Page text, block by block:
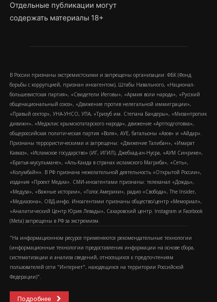
Отдельные публикации могут
содержать материалы 18+
В России признаны экстремистскими и запрещены организации: ФБК (Фонд
борьбы с коррупцией, признан иноагентом), Штабы Навального, «Национал-
большевистская партия», «Свидетели Иеговы», «Армия воли народа», «Русский
общенациональный союз», «Движение против нелегальной иммиграции»,
«Правый сектор», УНА-УНСО, УПА, «Тризуб им. Степана Бандеры», «Мизантропик
дивижн», «Меджлис крымскотатарского народа», движение «Артподготовка»,
общероссийская политическая партия «Воля», АУЕ, батальоны «Азов» и «Айдар».
Признаны террористическими и запрещены: «Движение Талибан», «Имарат
Кавказ», «Исламское государство» (ИГ, ИГИЛ), Джебхад-ан-Нусра, «АУМ Синрике»,
«Братья-мусульмане», «Аль-Каида в странах исламского Магриба», «Сеть»,
«Колумбайн». В РФ признана нежелательной деятельность «Открытой России»,
издания «Проект Медиа». СМИ-иноагентами признаны: телеканал «Дождь»,
«Медуза», «Важные истории», «Голос Америки», радио «Свобода», The Insider,
«Медиазона», ОВД-инфо. Иноагентами признаны общество/центр «Мемориал»,
«Аналитический Центр Юрия Левады», Сахаровский центр. Instagram и Facebook
(Metа) запрещены в РФ за экстремизм.
"На информационном ресурсе применяются рекомендательные технологии
(информационные технологии предоставления информации на основе сбора,
систематизации и анализа сведений, относящихся к предпочтениям
пользователей сети "Интернет", находящихся на территории Российской
Федерации)".
Подробнее